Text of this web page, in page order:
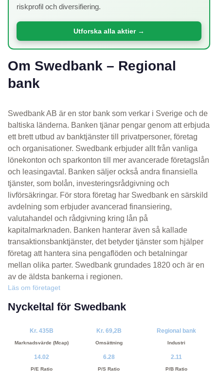
riskprofil och diversifiering.
Utforska alla aktier →
Om Swedbank – Regional
bank
Swedbank AB är en stor bank som verkar i Sverige och de
baltiska länderna. Banken tjänar pengar genom att erbjuda
ett brett utbud av banktjänster till privatpersoner, företag
och organisationer. Swedbank erbjuder allt från vanliga
lönekonton och sparkonton till mer avancerade företagslån
och leasingavtal. Banken säljer också andra finansiella
tjänster, som bolån, investeringsrådgivning och
livförsäkringar. För stora företag har Swedbank en särskild
avdelning som erbjuder avancerad finansiering,
valutahandel och rådgivning kring lån på
kapitalmarknaden. Banken hanterar även så kallade
transaktionsbanktjänster, det betyder tjänster som hjälper
företag att hantera sina pengaflöden och betalningar
mellan olika parter. Swedbank grundades 1820 och är en
av de äldsta bankerna i regionen.
Läs om företaget
Nyckeltal för Swedbank
Kr. 435B
Marknadsvärde (Mcap)
Kr. 69,2B
Omsättning
Regional bank
Industri
14.02
P/E Ratio
6.28
P/S Ratio
2.11
P/B Ratio